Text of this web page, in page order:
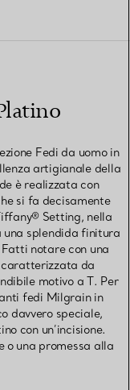
Fedi da uomo in
artigianale della
è realizzata con
si fa decisamente
Setting, nella
splendida finitura
notare con una
da
motivo a T. Per
fedi Milgrain in
davvero speciale,
con un’incisione.
o una promessa alla